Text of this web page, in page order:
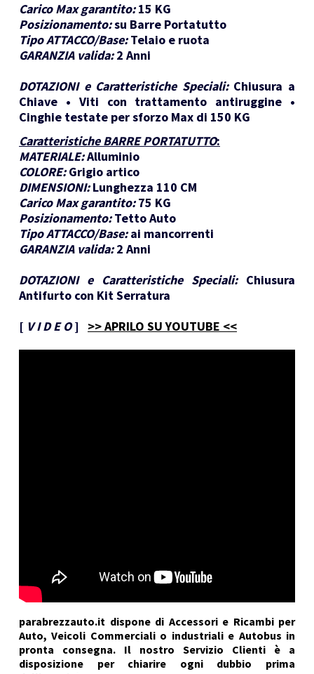
Carico Max garantito: 15 KG
Posizionamento:su Barre Portatutto
Tipo ATTACCO/Base: Telaio e ruota
GARANZIA valida: 2 Anni
DOTAZIONI e Caratteristiche Speciali: Chiusura a
Chiave • Viti con trattamento antiruggine •
Cinghie testate per sforzo Max di 150 KG
Caratteristiche BARRE PORTATUTTO:
MATERIALE:Alluminio
COLORE: Grigio artico
DIMENSIONI: Lunghezza 110 CM
Carico Max garantito: 75 KG
Posizionamento: Tetto Auto
Tipo ATTACCO/Base: ai mancorrenti
GARANZIA valida: 2 Anni
DOTAZIONI e Caratteristiche Speciali: Chiusura
Antifurto con Kit Serratura
[ V I D E O] >> APRILO SU YOUTUBE <<
parabrezzauto.it dispone di Accessori e Ricambi per
Auto, Veicoli Commerciali o industriali e Autobus in
pronta consegna. Il nostro Servizio Clienti è a
disposizione per chiarire ogni dubbio prima